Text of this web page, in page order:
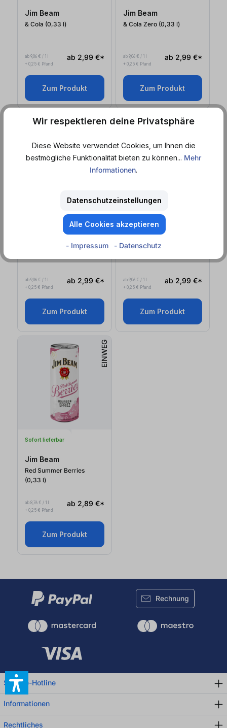
Jim Beam
& Cola (0,33 l)
ab 9,06 € / 1 l
+ 0,25 € Pfand
ab 2,99 €*
Zum Produkt
Jim Beam
& Cola Zero (0,33 l)
ab 9,06 € / 1 l
+ 0,25 € Pfand
ab 2,99 €*
Zum Produkt
EINWEG
Sofort lieferbar
Black Cherry (0,33l)
ab 9,06 € / 1 l
+ 0,25 € Pfand
ab 2,99 €*
Zum Produkt
Sofort lieferbar
Jim Beam
Lime Splash (0,33
ab 9,06 € / 1 l
+ 0,25 € Pfand
ab 2,99 €*
Zum Produkt
EINWEG
Sofort lieferbar
Jim Beam
Red Summer Berries
(0,33 l)
ab 8,76 € / 1 l
+ 0,25 € Pfand
ab 2,89 €*
Zum Produkt
Rechnung
Service-Hotline
Informationen
Rechtliches
Wir respektieren deine Privatsphäre
Diese Website verwendet Cookies, um Ihnen die
bestmögliche Funktionalität bieten zu können... Mehr
Informationen.
Datenschutzeinstellungen
Alle Cookies akzeptieren
- Impressum - Datenschutz